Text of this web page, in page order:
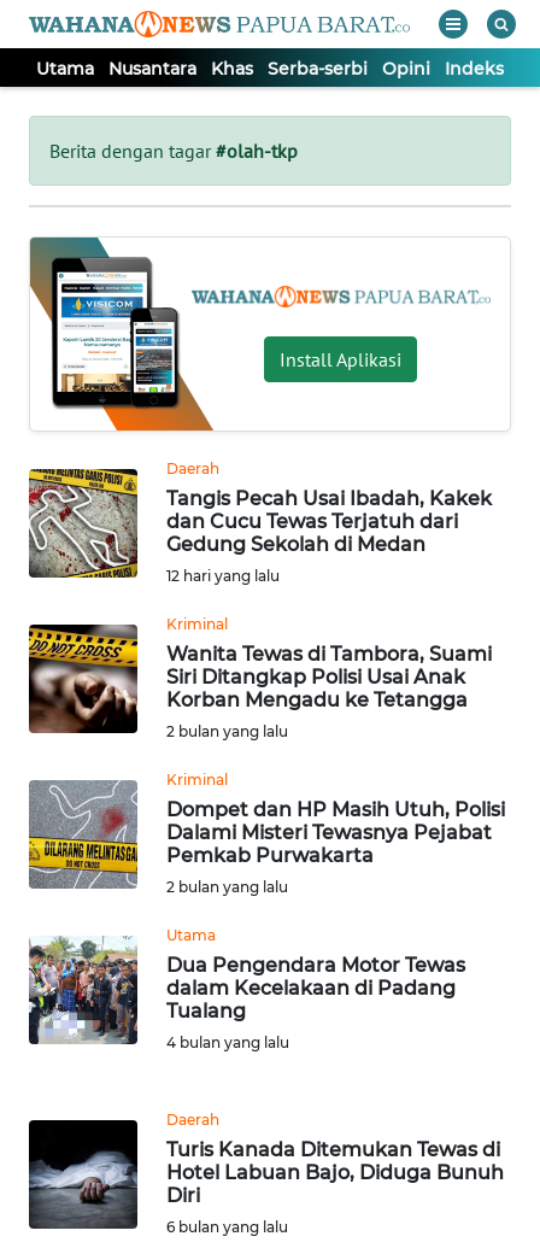
Utama Nusantara Khas Serba-serbi Opini Indeks
Berita dengan tagar#olah-tkp
Install Aplikasi
Daerah
Tangis Pecah Usai Ibadah, Kakek
dan Cucu Tewas Terjatuh dari
Gedung Sekolah di Medan
12 hari yang lalu
Kriminal
Wanita Tewas di Tambora, Suami
Siri Ditangkap Polisi Usai Anak
Korban Mengadu ke Tetangga
2 bulan yang lalu
Kriminal
Dompet dan HP Masih Utuh, Polisi
Dalami Misteri Tewasnya Pejabat
Pemkab Purwakarta
2 bulan yang lalu
Utama
Dua Pengendara Motor Tewas
dalam Kecelakaan di Padang
Tualang
4 bulan yang lalu
Daerah
Turis Kanada Ditemukan Tewas di
Hotel Labuan Bajo, Diduga Bunuh
Diri
6 bulan yang lalu
Tutup
UTAMA
NUSANTARA
KHAS
SERBA-
SERBI
OPINI
Informasi
INDEKS
BERITA
KONTAK
KAMI
INFO
IKLAN
TENTANG
PEDOMAN
MEDIA
SIBER
KARIR
DISCLAIMER